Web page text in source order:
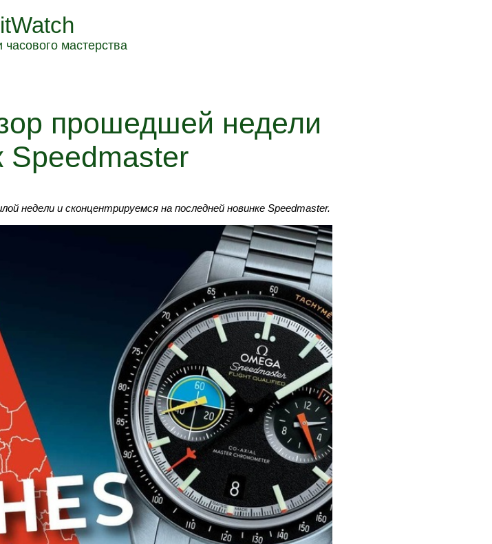
часового мастерства
прошедшей недели
Speedmaster
недели и сконцентрируемся на последней новинке Speedmaster.